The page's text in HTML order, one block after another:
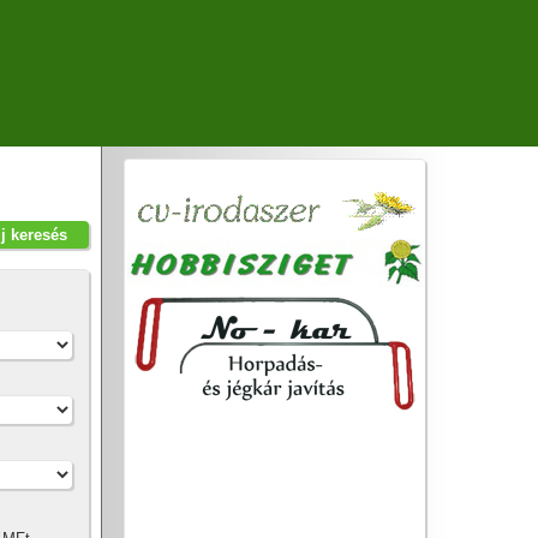
keresés